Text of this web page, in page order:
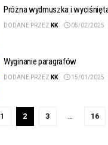
Próżna wydmuszka i
DODANE PRZEZ KK 05/02/2025
Wyginanie paragrafów
DODANE PRZEZ KK 15/01/2025
1 2 3 … 16